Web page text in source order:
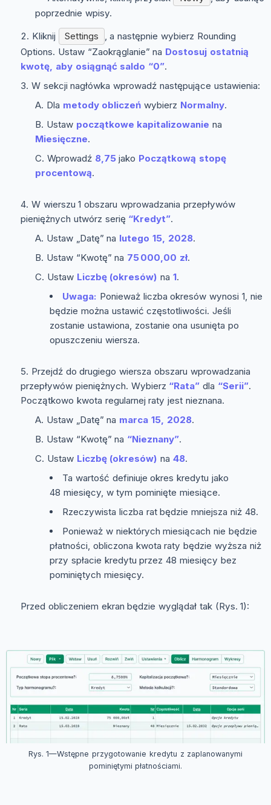
poprzednie wpisy.
Kliknij
Settings , a następnie wybierz Rounding
Options. Ustaw “Zaokrąglanie” na Dostosuj ostatnią
kwotę, aby osiągnąć saldo “0”.
W sekcji nagłówka wprowadź następujące ustawienia:
Dla metody obliczeń wybierz Normalny.
Ustaw początkowe kapitalizowanie na
Miesięczne.
Wprowadź 8,75jako Początkową stopę
procentową.
W wierszu 1 obszaru wprowadzania przepływów
pieniężnych utwórz serię “Kredyt”.
Ustaw „Datę” na lutego 15, 2028.
Ustaw “Kwotę” na 75 000,00 zł.
Ustaw Liczbę (okresów) na 1.
Uwaga: Ponieważ liczba okresów wynosi 1, nie
będzie można ustawić częstotliwości. Jeśli
zostanie ustawiona, zostanie ona usunięta po
opuszczeniu wiersza.
Przejdź do drugiego wiersza obszaru wprowadzania
przepływów pieniężnych. Wybierz “Rata” dla “Serii”.
Początkowo kwota regularnej raty jest nieznana.
Ustaw „Datę” na marca 15, 2028.
Ustaw “Kwotę” na “Nieznany”.
Ustaw Liczbę (okresów) na 48.
Ta wartość definiuje okres kredytu jako
48 miesięcy, w tym pominięte miesiące.
Rzeczywista liczba rat będzie mniejsza niż 48.
Ponieważ w niektórych miesiącach nie będzie
płatności, obliczona kwota raty będzie wyższa niż
przy spłacie kredytu przez 48 miesięcy bez
pominiętych miesięcy.
Przed obliczeniem ekran będzie wyglądał tak (Rys. 1):
Rys. 1—Wstępne przygotowanie kredytu z zaplanowanymi
pominiętymi płatnościami.